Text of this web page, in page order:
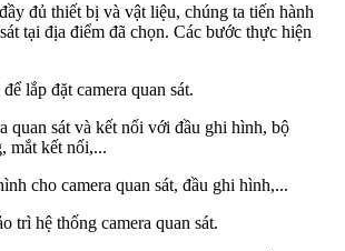
đủ thiết bị và vật liệu, chúng ta tiến hành
tại địa điểm đã chọn. Các bước thực hiện
lắp đặt camera quan sát.
quan sát và kết nối với đầu ghi hình, bộ
mắt kết nối,...
cho camera quan sát, đầu ghi hình,...
trì hệ thống camera quan sát.